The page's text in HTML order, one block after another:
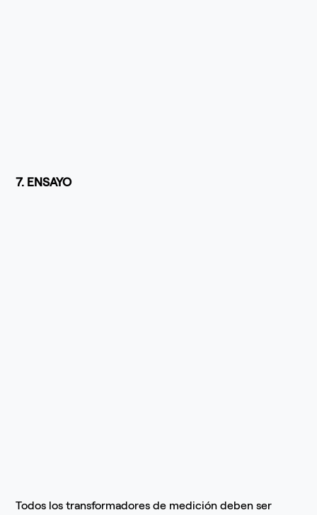
7. ENSAYO
Todos los transformadores de medición deben ser